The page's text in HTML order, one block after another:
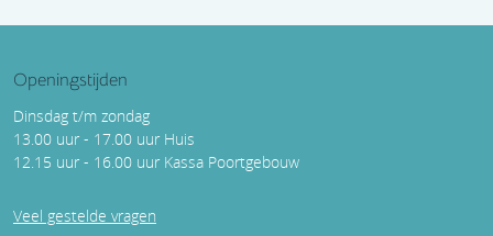
Openingstijden
Dinsdag t/m zondag
13.00 uur - 17.00 uur Huis
12.15 uur - 16.00 uur Kassa Poortgebouw
Veel gestelde vragen